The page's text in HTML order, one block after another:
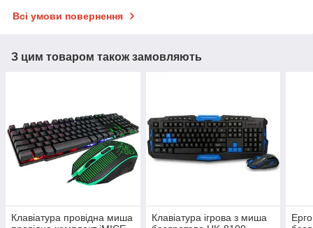
Всі умови повернення
З цим товаром також замовляють
Клавіатура провідна миша
Клавіатура ігрова з миша